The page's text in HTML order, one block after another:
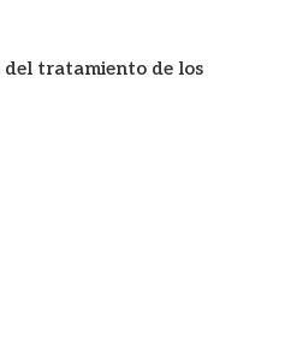
tratamiento de los